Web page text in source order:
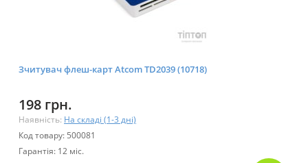
Зчитувач флеш-карт Atcom TD2039 (10718)
198 грн.
Наявність: На складі (1-3 дні)
Код товару: 500081
Гарантія: 12 міс.